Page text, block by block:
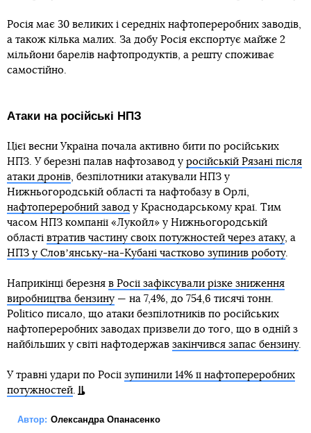
Росія має 30 великих і середніх нафтопереробних заводів,
а також кілька малих. За добу Росія експортує майже 2
мільйони барелів нафтопродуктів, а решту споживає
самостійно.
Атаки на російські НПЗ
Цієї весни Україна почала активно бити по російських
НПЗ. У березні палав нафтозавод у російській Рязані після
атаки дронів, безпілотники атакували НПЗ у
Нижньогородській області та нафтобазу в Орлі,
нафтопереробний завод у Краснодарському краї. Тим
часом НПЗ компанії «Лукойл» у Нижньогородській
області втратив частину своїх потужностей через атаку, а
НПЗ у Словʼянську-на-Кубані частково зупинив роботу.
Наприкінці березня в Росії зафіксували різке зниження
виробництва бензину — на 7,4%, до 754,6 тисячі тонн.
Politico писало, що атаки безпілотників по російських
нафтопереробних заводах призвели до того, що в одній з
найбільших у світі нафтодержав закінчився запас бензину.
У травні удари по Росії зупинили 14% її нафтопереробних
потужностей.
Автор: Олександра Опанасенко